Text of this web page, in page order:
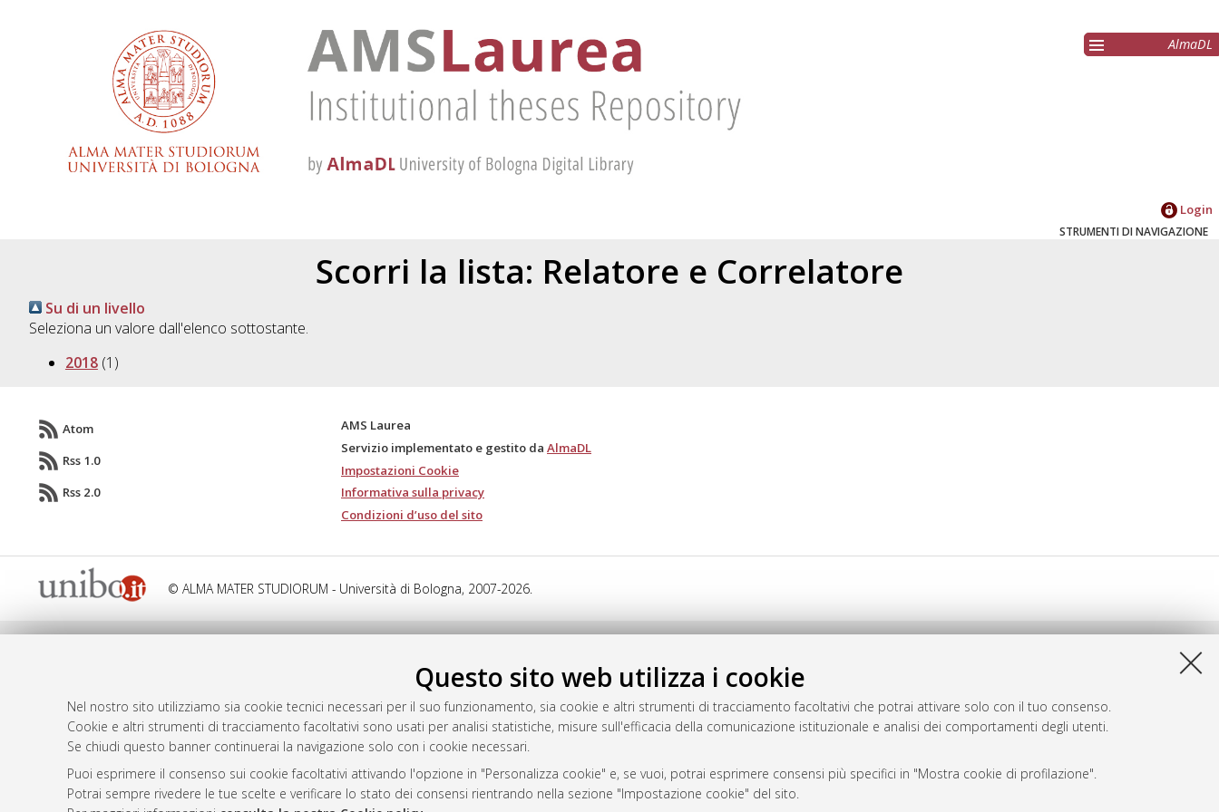
Questo sito web utilizza i cookie
Nel nostro sito utilizziamo sia cookie tecnici necessari per il suo funzionamento, sia cookie e altri strumenti di tracciamento facoltativi che potrai attivare solo con il tuo consenso.
Cookie e altri strumenti di tracciamento facoltativi sono usati per analisi statistiche, misure sull'efficacia della comunicazione istituzionale e analisi dei comportamenti degli utenti.
Se chiudi questo banner continuerai la navigazione solo con i cookie necessari.
Puoi esprimere il consenso sui cookie facoltativi attivando l'opzione in "Personalizza cookie" e, se vuoi, potrai esprimere consensi più specifici in "Mostra cookie di profilazione".
Potrai sempre rivedere le tue scelte e verificare lo stato dei consensi rientrando nella sezione "Impostazione cookie" del sito.
AlmaDL
Login
STRUMENTI DI NAVIGAZIONE
Scorri la lista: Relatore e Correlatore
Su di un livello
Seleziona un valore dall'elenco sottostante.
2018(1)
Atom
Rss 1.0
Rss 2.0
AMS Laurea
Servizio implementato e gestito da AlmaDL
Impostazioni Cookie
Informativa sulla privacy
Condizioni d’uso del sito
© ALMA MATER STUDIORUM - Università di Bologna, 2007-2026.